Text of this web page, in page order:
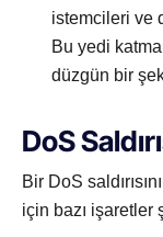
istemcileri ve
Bu yedi
düzgün bir
DoS
Bir DoS
için bazı işaretler